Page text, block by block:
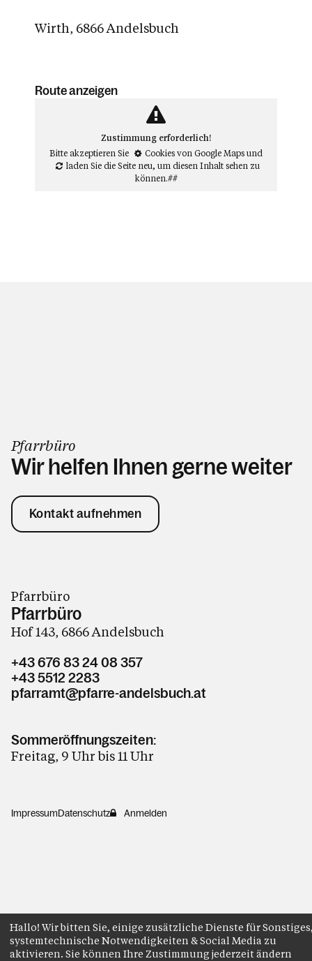
Wirth, 6866 Andelsbuch
Route anzeigen
Zustimmung erforderlich!
Bitte akzeptieren Sie
Cookies von Google Mapsund
laden Sie die Seite neu, um diesen Inhalt sehen zu
können.##
Pfarrbüro
Wir helfen Ihnen gerne weiter
Kontakt aufnehmen
Pfarrbüro
Pfarrbüro
Hof 143, 6866 Andelsbuch
+43 676 83 24 08 357
+43 5512 2283
pfarramt@pfarre-andelsbuch.at
Sommeröffnungszeiten:
Freitag, 9 Uhr bis 11 Uhr
ImpressumDatenschutz Anmelden
Hallo! Wir bitten Sie, einige zusätzliche Dienste für
systemtechnische Notwendigkeiten & Social Media zu
aktivieren. Sie können Ihre Zustimmung jederzeit ändern